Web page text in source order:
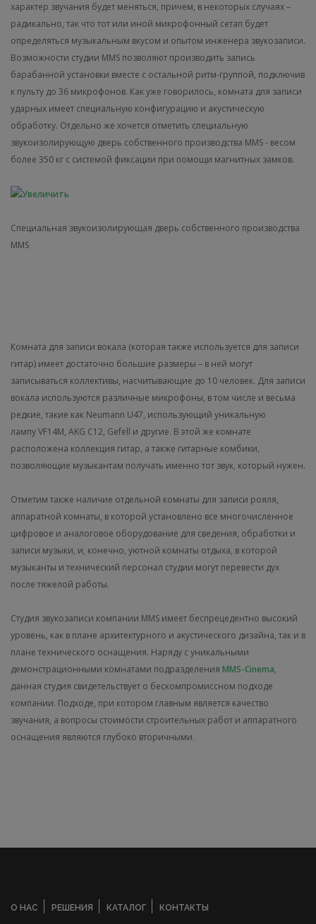
характер звучания будет меняться, причем, в некоторых случаях –
радикально, так что тот или иной микрофонный сетап будет
определяться музыкальным вкусом и опытом инженера звукозаписи.
Возможности студии MMS позволяют производить запись
барабанной установки вместе с остальной ритм-группой, подключив
к пульту до 36 микрофонов. Как уже говорилось, комната для записи
ударных имеет специальную конфигурацию и акустическую
обработку. Отдельно же хочется отметить специальную
звукоизолирующую дверь собственного производства MMS - весом
более 350 кг с системой фиксации при помощи магнитных замков.
Специальная звукоизолирующая дверь собственного производства
MMS
Комната для записи вокала (которая также используется для записи
гитар) имеет достаточно большие размеры – в ней могут
записываться коллективы, насчитывающие до 10 человек. Для записи
вокала используются различные микрофоны, в том числе и весьма
редкие, такие как Neumann U47, использующий уникальную
лампу VF14M, AKG C12, Gefell и другие. В этой же комнате
расположена коллекция гитар, а также гитарные комбики,
позволяющие музыкантам получать именно тот звук, который нужен.
Отметим также наличие отдельной комнаты для записи рояля,
аппаратной комнаты, в которой установлено все многочисленное
цифровое и аналоговое оборудование для сведения, обработки и
записи музыки, и, конечно, уютной комнаты отдыха, в которой
музыканты и технический персонал студии могут перевести дух
после тяжелой работы.
Студия звукозаписи компании MMS имеет беспрецедентно высокий
уровень, как в плане архитектурного и акустического дизайна, так и в
плане технического оснащения. Наряду с уникальными
демонстрационными комнатами подразделения MMS-Cinema,
данная студия свидетельствует о бескомпромиссном подходе
компании. Подходе, при котором главным является качество
звучания, а вопросы стоимости строительных работ и аппаратного
оснащения являются глубоко вторичными.
О НАС РЕШЕНИЯ КАТАЛОГ КОНТАКТЫ